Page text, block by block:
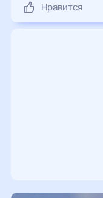
Нравится